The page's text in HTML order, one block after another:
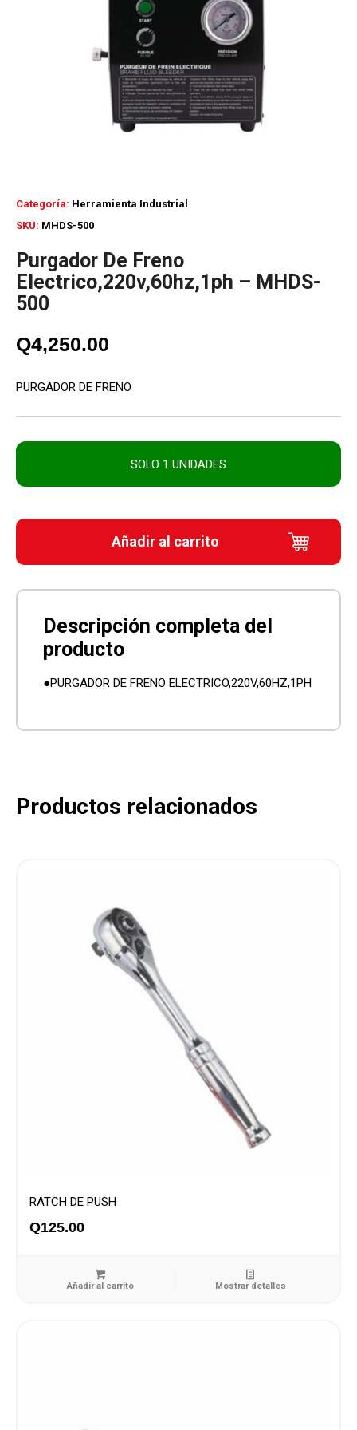
SKU: MHDS-500
Categoría: Herramienta Industrial
Purgador De Freno
Electrico,220v,60hz,1ph – MHDS-
500
Q4,250.00
PURGADOR DE FRENO
SOLO 1 UNIDADES
Añadir al carrito
●PURGADOR DE FRENO ELECTRICO,220V,60HZ,1PH
Productos relacionados
RATCH DE PUSH
Q125.00
Añadir al carrito Mostrar detalles